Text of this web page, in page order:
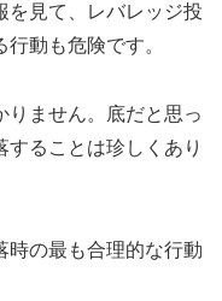
を見て、レバレッジ投
動も危険です。
りません。底だと思っ
ることは珍しくあり
時の最も合理的な行動